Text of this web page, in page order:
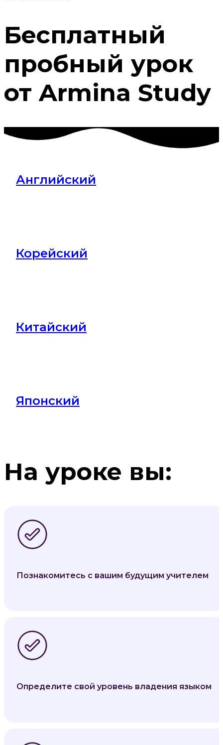
Бесплатный
пробный урок
от Armina Study
Английский
Корейский
Китайский
Японский
На уроке вы:
Познакомитесь с вашим будущим учителем
Определите свой уровень владения языком